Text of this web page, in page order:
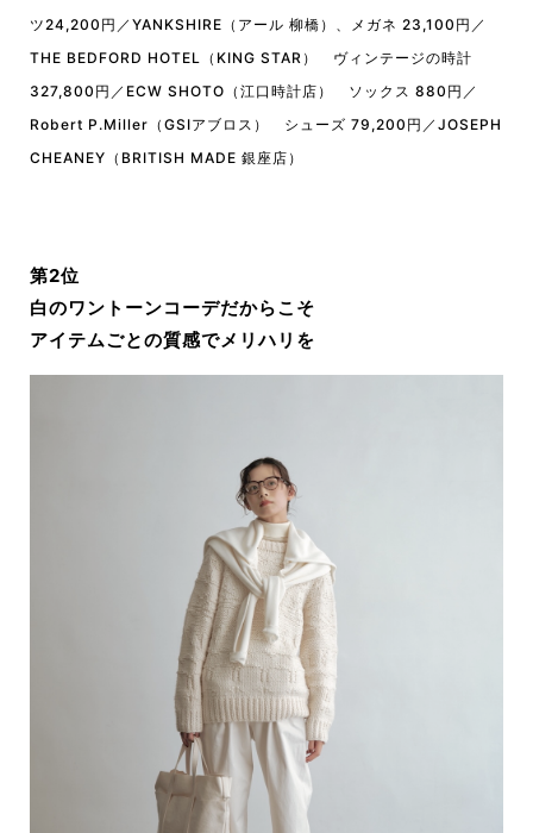
ツ24,200円／YANKSHIRE（アール 柳橋）、メガネ 23,100円／
THE BEDFORD HOTEL（KING STAR） ヴィンテージの時計
327,800円／ECW SHOTO（江口時計店） ソックス 880円／
Robert P.Miller（GSIアブロス） シューズ 79,200円／JOSEPH
CHEANEY（BRITISH MADE 銀座店）
第2位
白のワントーンコーデだからこそ
アイテムごとの質感でメリハリを